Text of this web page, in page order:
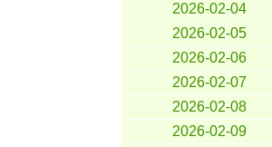
2026-02-04
2026-02-05
2026-02-06
2026-02-07
2026-02-08
2026-02-09